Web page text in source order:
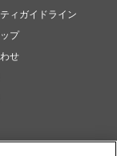
ィガイドライン
プ
せ